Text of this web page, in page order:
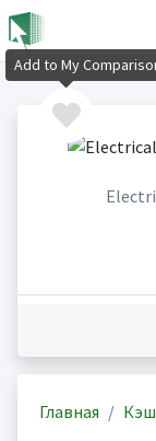
Главная
Add to My